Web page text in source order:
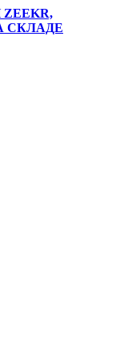
СКЛАДЕ